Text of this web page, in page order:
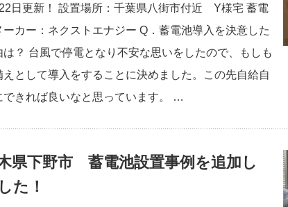
日更新！ 設置場所：千葉県八街市付近 Y様宅 蓄電
ーカー：ネクストエナジー Q．蓄電池導入を決意した
は？ 台風で停電となり不安な思いをしたので、もしも
えとして導入をすることに決めました。この先自給自
できれば良いなと思っています。 …
県下野市 蓄電池設置事例を追加し
た！